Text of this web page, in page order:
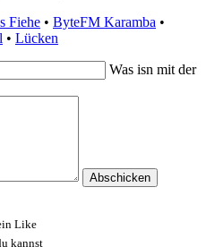
Fiehe • ByteFM Karamba •
• Lücken
Was isn mit der
Like
kannst